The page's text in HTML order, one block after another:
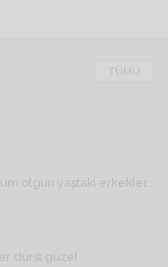
TÜMÜ
olgun yaştaki erkekler...
dürst güzel